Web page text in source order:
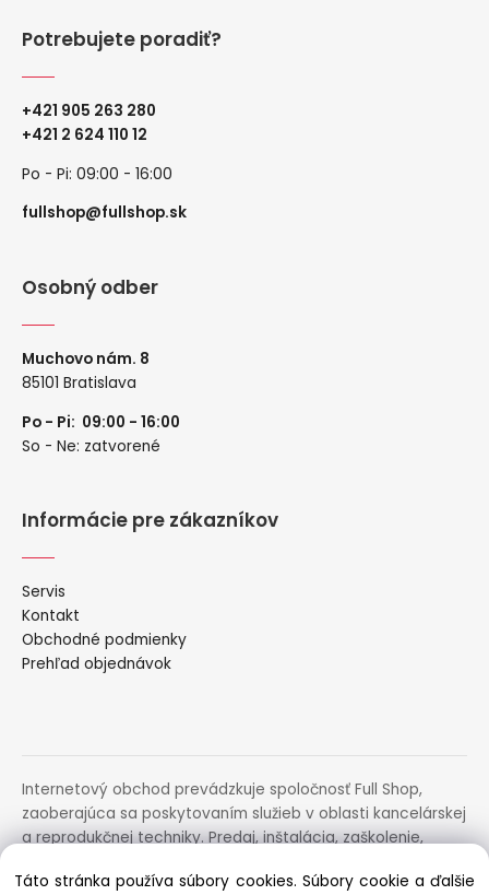
Potrebujete poradiť?
+421 905 263 280
+421 2 624 110 12
Po - Pi: 09:00 - 16:00
fullshop@fullshop.sk
Osobný odber
Muchovo nám. 8
85101 Bratislava
Po - Pi: 09:00 - 16:00
So - Ne: zatvorené
Informácie pre zákazníkov
Servis
Kontakt
Obchodné podmienky
Prehľad objednávok
Internetový obchod prevádzkuje spoločnosť Full Shop,
zaoberajúca sa poskytovaním služieb v oblasti kancelárskej
a reprodukčnej techniky. Predaj, inštalácia, zaškolenie,
zariadení.
Táto stránka používa súbory cookies. Súbory cookie a ďalšie